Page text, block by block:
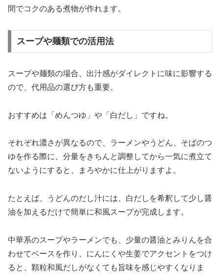
間でコクのある煮物が作れます。
スープや麺類での活用法
スープや麺類の場合、出汁感がダイレクトに味に影響する
ので、代用品の選び方も重要。
おすすめは「めんつゆ」や「白だし」ですね。
それぞれ濃さが異なるので、ラーメンやうどん、そばのつ
ゆを作る際に、分量をきちんと調整してから一気に煮立て
ないようにすると、まろやかに仕上がりますよ。
たとえば、うどんのだし汁には、白だしを希釈して少し醤
油を加えるだけで簡単に和風スープが完成します。
中華系のスープやラーメンでも、少量の醤油とみりんを合
わせてベースを作り、にんにくや生姜でアクセントをつけ
ると、顆粒和風だしがなくても旨味を感じやすくなりま